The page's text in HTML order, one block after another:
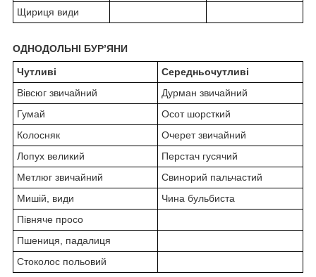
Щириця види
ОДНОДОЛЬНІ БУР’ЯНИ
Чутливі
Середньочутливі
Вівсюг звичайний
Дурман звичайний
Гумай
Осот шорсткий
Колосняк
Очерет звичайний
Лопух великий
Перстач гусячий
Метлюг звичайний
Свинорий пальчастий
Мишій, види
Чина бульбиста
Півняче просо
Пшениця, падалиця
Стоколос польовий